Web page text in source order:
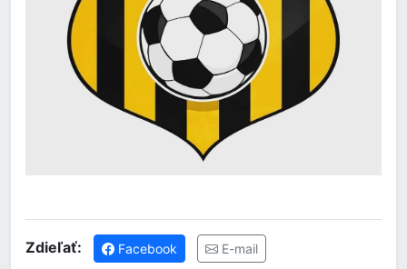
Zdieľať: Facebook E-mail